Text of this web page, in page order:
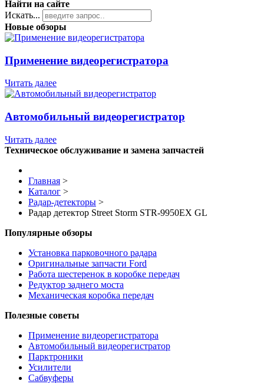
Найти на сайте
Искать...
Новые обзоры
Применение видеорегистратора
Читать далее
Автомобильный видеорегистратор
Читать далее
Техническое обслуживание и замена запчастей
Главная >
Каталог >
Радар-детекторы >
Радар детектор Street Storm STR-9950EX GL
Популярные обзоры
Установка парковочного радара
Оригинальные запчасти Ford
Работа шестеренок в коробке передач
Редуктор заднего моста
Механическая коробка передач
Полезные советы
Применение видеорегистратора
Автомобильный видеорегистратор
Парктроники
Усилители
Cабвуферы